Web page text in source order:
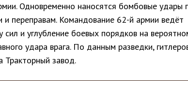
Одновременно наносятся бомбовые удары
и переправам. Командование 62-й армии ведёт
сил и углубление боевых порядков на
удара врага. По данным разведки,
завод.